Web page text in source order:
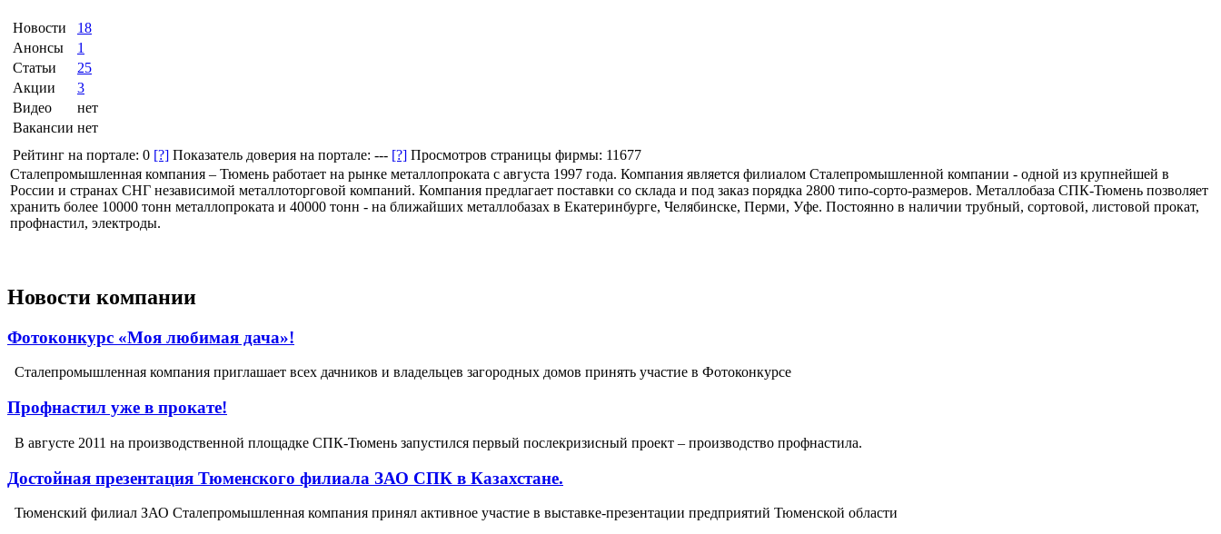
Новости
18
Анонсы
1
Статьи
25
Акции
3
Видео
нет
Вакансии нет
Рейтинг на портале: 0 [?] Показатель доверия на портале: --- [?] Просмотров страницы фирмы: 11677
Сталепромышленная компания – Тюмень работает на рынке металлопроката с августа 1997 года. Компания является филиалом Сталепромышленной компании - одной из крупнейшей в
России и странах СНГ независимой металлоторговой компаний. Компания предлагает поставки со склада и под заказ порядка 2800 типо-сорто-размеров. Металлобаза СПК-Тюмень позволяет
хранить более 10000 тонн металлопроката и 40000 тонн - на ближайших металлобазах в Екатеринбурге, Челябинске, Перми, Уфе. Постоянно в наличии трубный, сортовой, листовой прокат,
профнастил, электроды.
Новости компании
Фотоконкурс «Моя любимая дача»!
Сталепромышленная компания приглашает всех дачников и владельцев загородных домов принять участие в Фотоконкурсе
Профнастил уже в прокате!
В августе 2011 на производственной площадке СПК-Тюмень запустился первый послекризисный проект – производство профнастила.
Достойная презентация Тюменского филиала ЗАО СПК в Казахстане.
Тюменский филиал ЗАО Сталепромышленная компания принял активное участие в выставке-презентации предприятий Тюменской области